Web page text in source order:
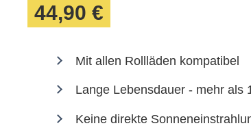
44,90 €
Mit allen Rollläden kompatibel
Lange Lebensdauer - mehr als
Keine direkte